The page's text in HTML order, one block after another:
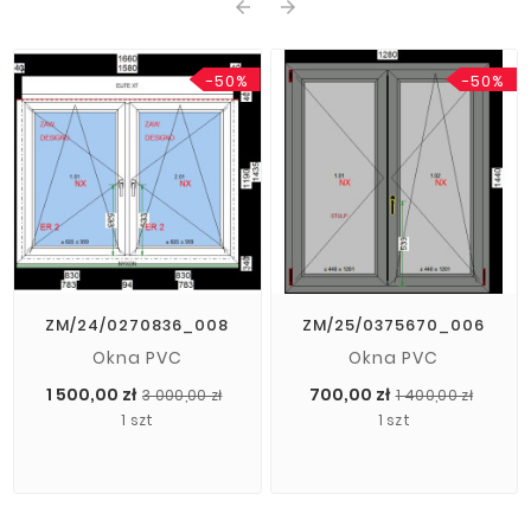
arrow_back arrow_forward
-50%
ZM/24/0270836_008
Okna PVC
1 500,00 zł 3 000,00 zł
1 szt
-50%
ZM/25/0375670_006
Okna PVC
700,00 zł 1 400,00 zł
1 szt